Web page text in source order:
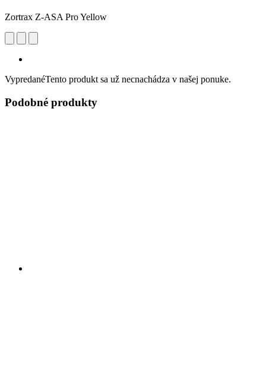
Zortrax Z-ASA Pro Yellow
VypredanéTento produkt sa už necnachádza v našej ponuke.
Podobné produkty